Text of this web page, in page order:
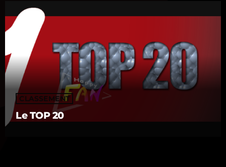
CLASSEMENT
Le TOP 20